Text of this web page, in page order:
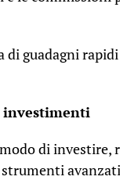
di guadagni
di